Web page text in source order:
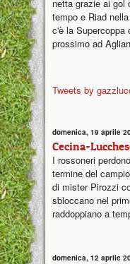
netta grazie ai gol
tempo e Riad
c'è la Supercoppa
prossimo ad
Tweets by
domenica, 19 aprile
Cecina-
I rossoneri
termine del
di mister Pirozzi
sbloccano nel
raddoppiano a
domenica, 12 aprile